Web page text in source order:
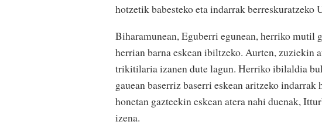
hotzetik babesteko eta indarrak berreskuratzeko
Biharamunean, Eguberri egunean, herriko mutil
herrian barna eskean ibiltzeko. Aurten, zuziekin
trikitilaria izanen dute lagun. Herriko ibilaldia
gauean baserriz baserri eskean aritzeko
honetan gazteekin eskean atera nahi duenak,
izena.